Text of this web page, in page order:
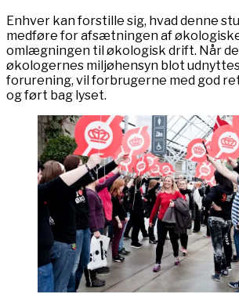
Enhver kan forstille sig, hvad denne
medføre for afsætningen af
omlægningen til økologisk drift. Når
økologernes miljøhensyn blot
forurening, vil forbrugerne med god
og ført bag lyset.